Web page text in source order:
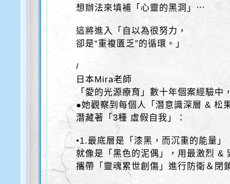
想辦法來填補「心靈的黑洞」⋯
這將進入「自以為很努力，
卻是“重複匱乏”的循環。」
/
日本Mira老師
「愛的光源療育」數十年個案經驗中
●她觀察到每個人「潛意識深層 & 松
潛藏著「3種 虛假自我」：
•1.最底層是「漆黑，而沉重的能量」
就像是「黑色的泥偶」，用最激烈 &
攜帶「靈魂累世創傷」進行防衛＆閉